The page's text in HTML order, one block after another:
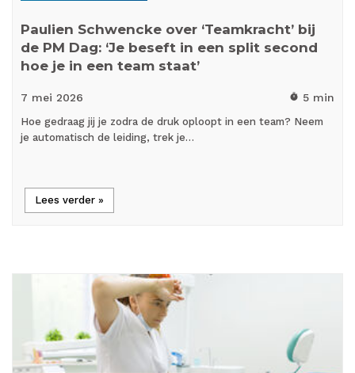
Paulien Schwencke over ‘Teamkracht’ bij
de PM Dag: ‘Je beseft in een split second
hoe je in een team staat’
7 mei 2026 timer 5 min
Hoe gedraag jij je zodra de druk oploopt in een team? Neem
je automatisch de leiding, trek je…
Lees verder »